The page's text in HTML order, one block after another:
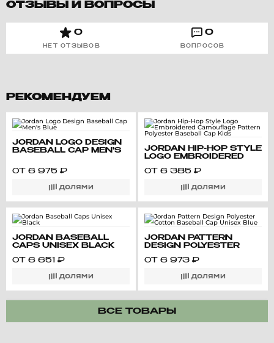
ОТЗЫВЫ И ВОПРОСЫ
0
НЕТ ОТЗЫВОВ
0
ВОПРОСОВ
РЕКОМЕНДУЕМ
JORDAN LOGO DESIGN
BASEBALL CAP MEN'S
ОТ 6 975 ₽
JORDAN HIP-HOP STYLE
LOGO EMBROIDERED
POLYESTER BASEBALL
ОТ 6 385 ₽
JORDAN BASEBALL
CAPS UNISEX BLACK
ОТ 6 651 ₽
JORDAN PATTERN
DESIGN POLYESTER
CAP UNISEX BLUE
ОТ 6 973 ₽
ВСЕ ТОВАРЫ